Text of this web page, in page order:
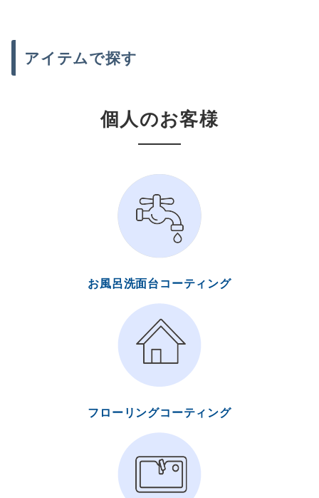
アイテムで探す
個人のお客様
お風呂洗面台コーティング
フローリングコーティング